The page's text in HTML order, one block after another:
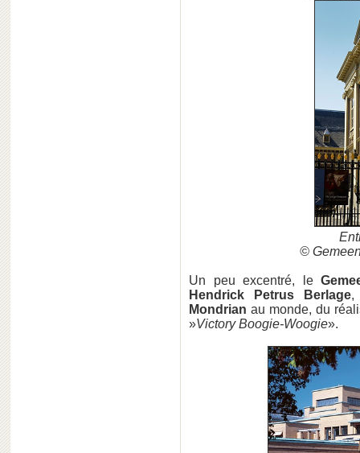
©
Un peu excentré, le
Hendrick Petrus Berlage,
Mondrian au monde, du
»Victory Boogie-Woogie».